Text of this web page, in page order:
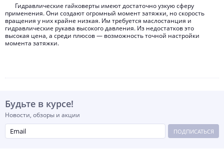
Гидравлические гайковерты имеют достаточно узкую сферу
применения. Они создают огромный момент затяжки, но скорость
вращения у них крайне низкая. Им требуется маслостанция и
гидравлические рукава высокого давления. Из недостатков это
высокая цена, а среди плюсов — возможность точной настройки
момента затяжки.
Будьте в курсе!
Новости, обзоры и акции
ПОДПИСАТЬСЯ